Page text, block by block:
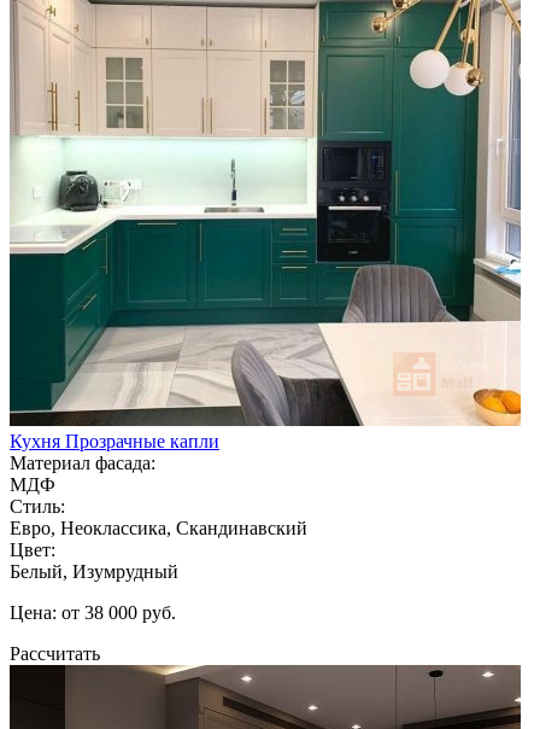
Кухня Прозрачные капли
Материал фасада:
МДФ
Стиль:
Евро, Неоклассика, Скандинавский
Цвет:
Белый, Изумрудный
Цена: от 38 000 руб.
Рассчитать